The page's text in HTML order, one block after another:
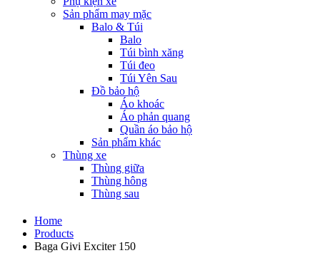
Sản phẩm may mặc
Balo & Túi
Balo
Túi bình xăng
Túi đeo
Túi Yên Sau
Đồ bảo hộ
Áo khoác
Áo phản quang
Quần áo bảo hộ
Sản phẩm khác
Thùng xe
Thùng giữa
Thùng hông
Thùng sau
Home
Products
Baga Givi Exciter 150